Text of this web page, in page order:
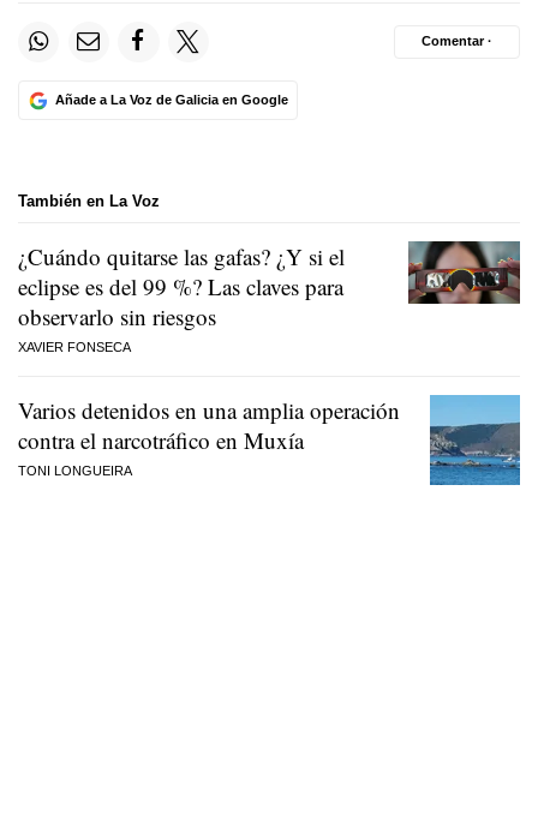
Añade a La Voz de Galicia en Google
Comentar ·
También en La Voz
¿Cuándo quitarse las gafas? ¿Y si el
eclipse es del 99 %? Las claves para
observarlo sin riesgos
XAVIER FONSECA
Varios detenidos en una amplia operación
contra el narcotráfico en Muxía
TONI LONGUEIRA